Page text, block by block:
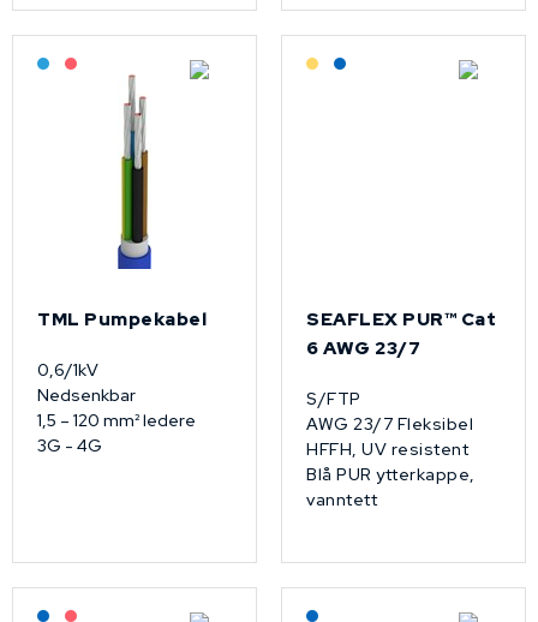
Bestilling: 2-3 uker
På forespørsel
TML Pumpekabel
0,6/1kV
Nedsenkbar
1,5 – 120 mm² ledere
3G - 4G
Lagerført: Grossist
Lagerført: NEK Kabel
SEAFLEX PUR™­ Cat
6 AWG 23/7
S/FTP
AWG 23/7 Fleksibel
HFFH, UV resistent
Blå PUR ytterkappe,
vanntett
Lagerført: NEK Kabel
På forespørsel Lagerført: NEK Kabel